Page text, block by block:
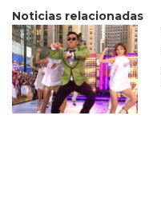
Noticias relacionadas